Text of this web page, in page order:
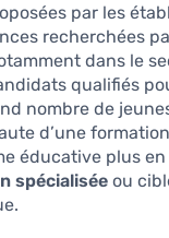
par les
recherchées
dans le
qualifiés
nombre de
d’une
éducative plus
spécialisée ou